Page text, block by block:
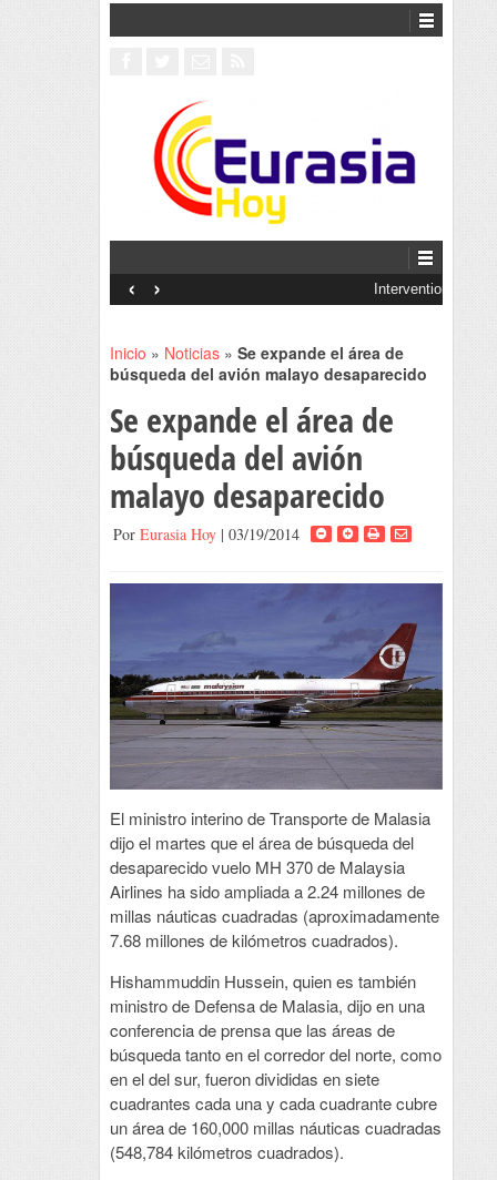
‹ ›
Inicio » Noticias» Se expande el área de
búsqueda del avión malayo desaparecido
Se expande el área de
búsqueda del avión
malayo desaparecido
Por Eurasia Hoy| 03/19/2014
El ministro interino de Transporte de Malasia
dijo el martes que el área de búsqueda del
desaparecido vuelo MH 370 de Malaysia
Airlines ha sido ampliada a 2.24 millones de
millas náuticas cuadradas (aproximadamente
7.68 millones de kilómetros cuadrados).
Hishammuddin Hussein, quien es también
ministro de Defensa de Malasia, dijo en una
conferencia de prensa que las áreas de
búsqueda tanto en el corredor del norte, como
en el del sur, fueron divididas en siete
cuadrantes cada una y cada cuadrante cubre
un área de 160,000 millas náuticas cuadradas
(548,784 kilómetros cuadrados).